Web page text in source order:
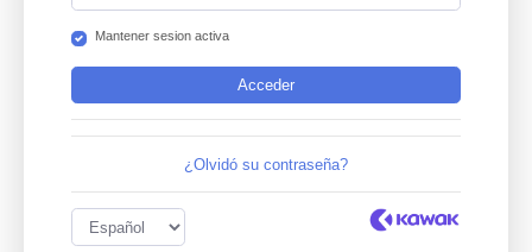
Mantener sesion activa
¿Olvidó su contraseña?